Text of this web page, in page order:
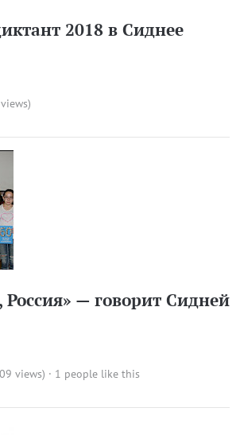
2018 в Сиднее
Россия» — говорит Сидней
views) · 1 people like this